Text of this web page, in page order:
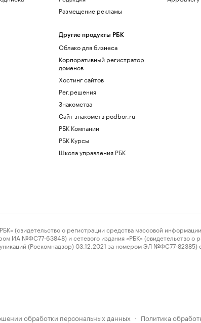
Размещение рекламы
Другие продукты РБК
Облако для бизнеса
Корпоративный регистратор
доменов
Хостинг сайтов
Рег.решения
Знакомства
Сайт знакомств podbor.ru
РБК Компании
РБК Курсы
Школа управления РБК
о регистрации средства массовой
ИА №ФС77-63848) и сетевого издания «РБК» (свидетельство о
(Роскомнадзор) 03.12.2021 за номером ЭЛ №ФС77-82385)
обработки персональных данных · Политика